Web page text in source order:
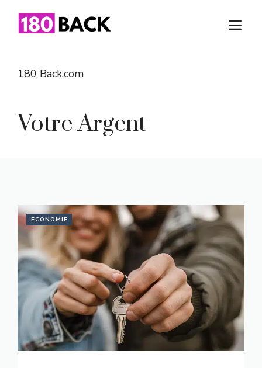
180 Back.com
Votre Argent
ECONOMIE